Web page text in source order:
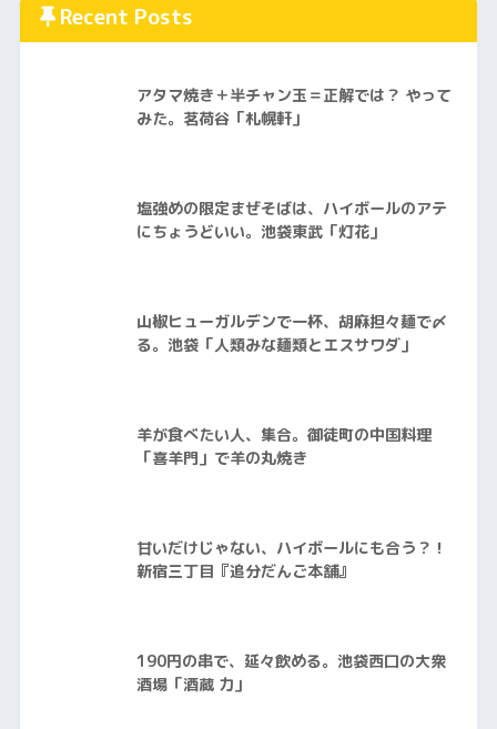
Recent Posts
アタマ焼き＋半チャン玉＝正解では？ やって
みた。茗荷谷「札幌軒」
塩強めの限定まぜそばは、ハイボールのアテ
にちょうどいい。池袋東武「灯花」
山椒ヒューガルデンで一杯、胡麻担々麺で〆
る。池袋「人類みな麺類とエスサワダ」
羊が食べたい人、集合。御徒町の中国料理
「喜羊門」で羊の丸焼き
甘いだけじゃない、ハイボールにも合う？！
新宿三丁目『追分だんご本舗』
190円の串で、延々飲める。池袋西口の大衆
酒場「酒蔵 力」